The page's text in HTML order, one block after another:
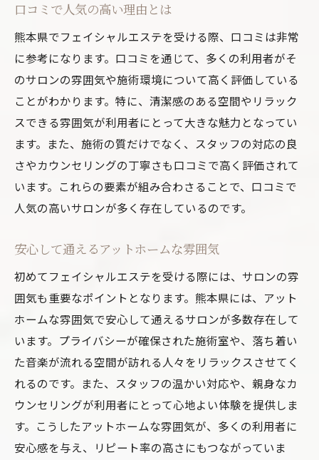
口コミで人気の高い理由とは
熊本県でフェイシャルエステを受ける際、口コミは非常
に参考になります。口コミを通じて、多くの利用者がそ
のサロンの雰囲気や施術環境について高く評価している
ことがわかります。特に、清潔感のある空間やリラック
スできる雰囲気が利用者にとって大きな魅力となってい
ます。また、施術の質だけでなく、スタッフの対応の良
さやカウンセリングの丁寧さも口コミで高く評価されて
います。これらの要素が組み合わさることで、口コミで
人気の高いサロンが多く存在しているのです。
安心して通えるアットホームな雰囲気
初めてフェイシャルエステを受ける際には、サロンの雰
囲気も重要なポイントとなります。熊本県には、アット
ホームな雰囲気で安心して通えるサロンが多数存在して
います。プライバシーが確保された施術室や、落ち着い
た音楽が流れる空間が訪れる人々をリラックスさせてく
れるのです。また、スタッフの温かい対応や、親身なカ
ウンセリングが利用者にとって心地よい体験を提供しま
す。こうしたアットホームな雰囲気が、多くの利用者に
安心感を与え、リピート率の高さにもつながっていま